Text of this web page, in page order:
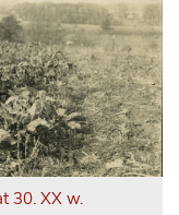
30. XX w.